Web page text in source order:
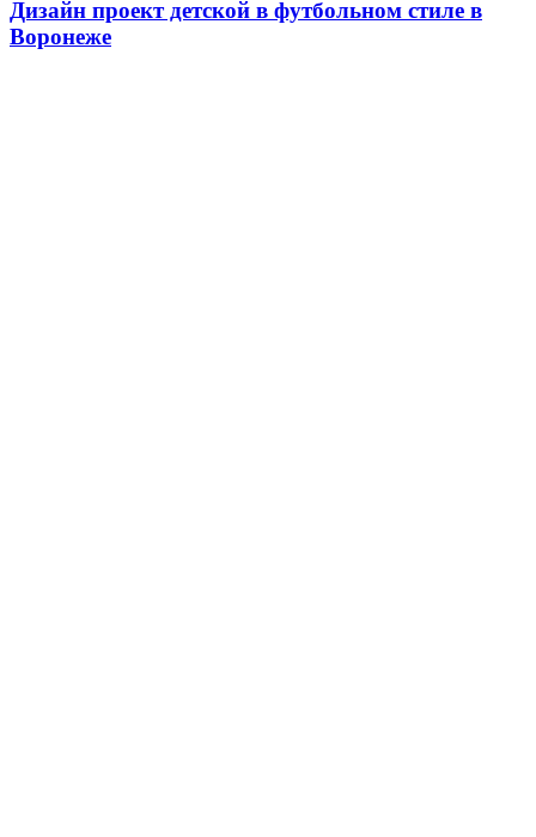
Дизайн проект детской в футбольном стиле в
Воронеже